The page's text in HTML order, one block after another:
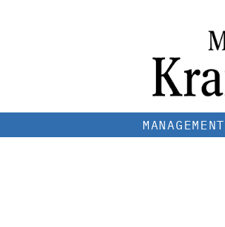
MANAGEMENT